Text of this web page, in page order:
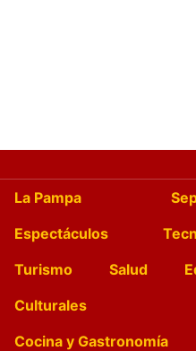
La Pampa
Espectáculos
Turismo
Salud
Culturales
Cocina y Gastronomía